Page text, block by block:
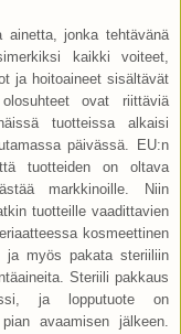
ainetta, jonka tehtävänä
kaikki voiteet,
ja hoitoaineet sisältävät
ovat riittäviä
tuotteissa alkaisi
päivässä. EU:n
tuotteiden on oltava
markkinoille. Niin
tuotteille vaadittavien
kosmeettinen
ja myös pakata steriiliin
Steriili pakkaus
ja lopputuote on
avaamisen jälkeen.